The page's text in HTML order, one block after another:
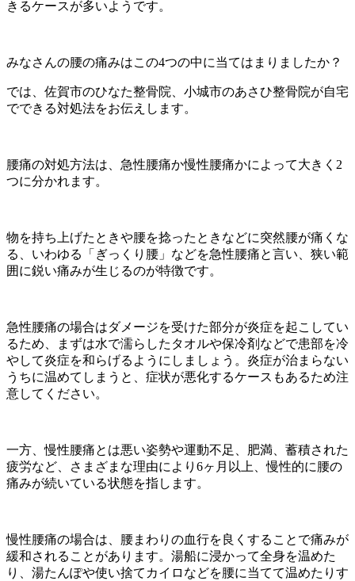
きるケースが多いようです。
みなさんの腰の痛みはこの4つの中に当てはまりましたか？
では、佐賀市のひなた整骨院、小城市のあさひ整骨院が自宅
でできる対処法をお伝えします。
腰痛の対処方法は、急性腰痛か慢性腰痛かによって大きく2
つに分かれます。
物を持ち上げたときや腰を捻ったときなどに突然腰が痛くな
る、いわゆる「ぎっくり腰」などを急性腰痛と言い、狭い範
囲に鋭い痛みが生じるのが特徴です。
急性腰痛の場合はダメージを受けた部分が炎症を起こしてい
るため、まずは水で濡らしたタオルや保冷剤などで患部を冷
やして炎症を和らげるようにしましょう。炎症が治まらない
うちに温めてしまうと、症状が悪化するケースもあるため注
意してください。
一方、慢性腰痛とは悪い姿勢や運動不足、肥満、蓄積された
疲労など、さまざまな理由により6ヶ月以上、慢性的に腰の
痛みが続いている状態を指します。
慢性腰痛の場合は、腰まわりの血行を良くすることで痛みが
緩和されることがあります。湯船に浸かって全身を温めた
り、湯たんぽや使い捨てカイロなどを腰に当てて温めたりす